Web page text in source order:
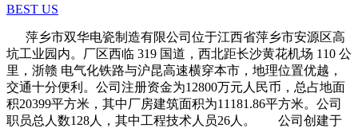
BEST US
萍乡市双华电瓷制造有限公司位于江西省萍乡市安源区高
坑工业园内。厂区西临 319 国道，西北距长沙黄花机场 110 公
里，浙赣 电气化铁路与沪昆高速横穿本市，地理位置优越，
交通十分便利。公司注册资金为12800万元人民币，总占地面
积20399平方米，其中厂房建筑面积为11181.86平方米。公司
职员总人数128人，其中工程技术人员26人。 公司创建于